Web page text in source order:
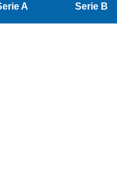
A Serie B